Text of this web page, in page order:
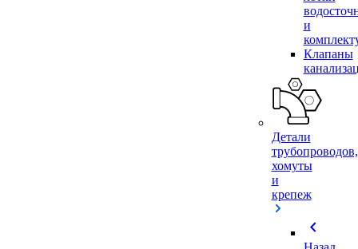
и
Клапаны
Детали
трубопроводов,
хомуты
и
крепеж
chevron_left